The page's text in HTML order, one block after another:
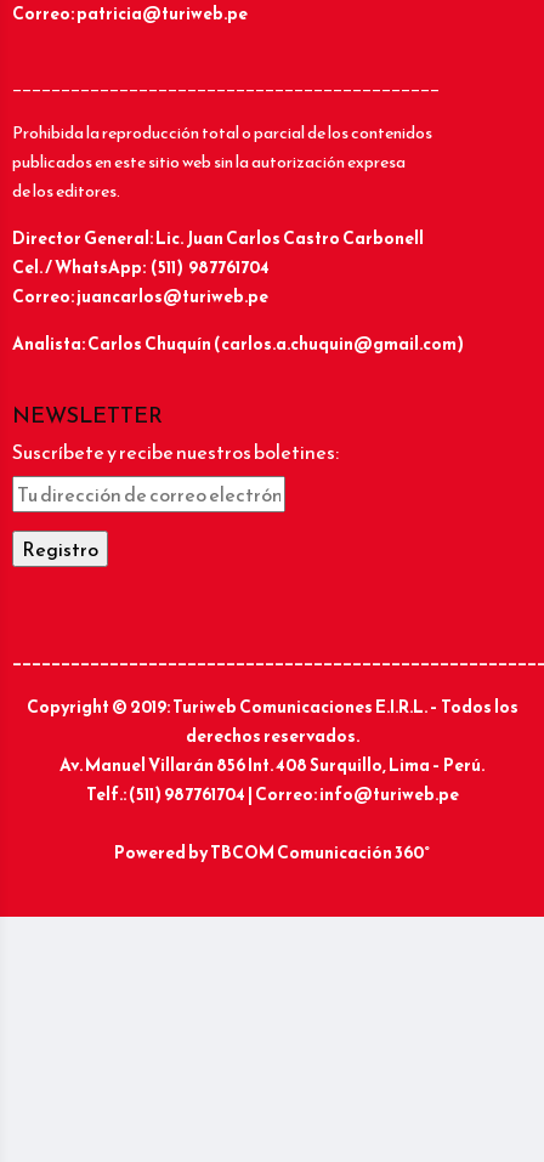
Correo: patricia@turiweb.pe
____________________________________________
Prohibida la reproducción total o parcial de los contenidos
publicados en este sitio web sin la autorización expresa
de los editores.
Director General: Lic.Juan Carlos Castro Carbonell
Cel. / WhatsApp: (511) 987761704
Correo: juancarlos@turiweb.pe
Analista: Carlos Chuquín (carlos.a.chuquin@gmail.com)
NEWSLETTER
Suscríbete y recibe nuestros boletines:
Copyright © 2019: Turiweb Comunicaciones E.I.R.L. – Todos los
derechos reservados.
Av. Manuel Villarán 856 Int. 408 Surquillo, Lima – Perú.
Telf.: (511) 987761704 | Correo: info@turiweb.pe
Powered byTBCOM Comunicación 360°